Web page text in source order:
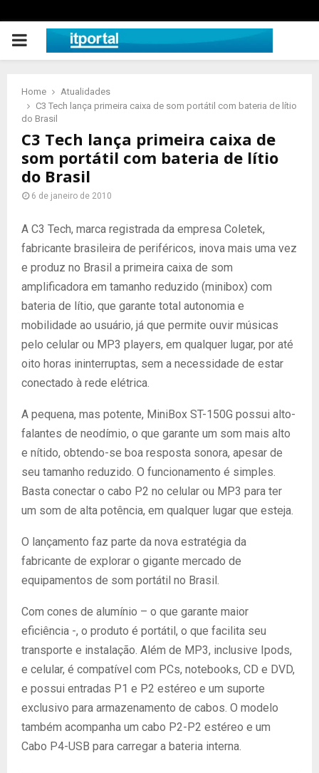
PRIMARY
Home
Atualidades
C3 Tech lança primeira caixa de som portátil com bateria de lítio
do Brasil
C3 Tech lança primeira caixa de
som portátil com bateria de lítio
do Brasil
6 de janeiro de 2010
A C3 Tech, marca registrada da empresa Coletek,
fabricante brasileira de periféricos, inova mais uma vez
e produz no Brasil a primeira caixa de som
amplificadora em tamanho reduzido (minibox) com
bateria de lítio, que garante total autonomia e
mobilidade ao usuário, já que permite ouvir músicas
pelo celular ou MP3 players, em qualquer lugar, por até
oito horas ininterruptas, sem a necessidade de estar
conectado à rede elétrica.
A pequena, mas potente, MiniBox ST-150G possui alto-
falantes de neodímio, o que garante um som mais alto
e nítido, obtendo-se boa resposta sonora, apesar de
seu tamanho reduzido. O funcionamento é simples.
Basta conectar o cabo P2 no celular ou MP3 para ter
um som de alta potência, em qualquer lugar que esteja.
O lançamento faz parte da nova estratégia da
fabricante de explorar o gigante mercado de
equipamentos de som portátil no Brasil.
Com cones de alumínio – o que garante maior
eficiência -, o produto é portátil, o que facilita seu
transporte e instalação. Além de MP3, inclusive Ipods,
e celular, é compatível com PCs, notebooks, CD e DVD,
e possui entradas P1 e P2 estéreo e um suporte
exclusivo para armazenamento de cabos. O modelo
também acompanha um cabo P2-P2 estéreo e um
Cabo P4-USB para carregar a bateria interna.